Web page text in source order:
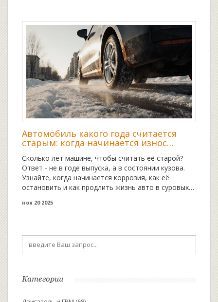
Автомобиль какого года считается
старым: когда начинается износ
кузова и как его продлить
Сколько лет машине, чтобы считать её старой?
Ответ - не в годе выпуска, а в состоянии кузова.
Узнайте, когда начинается коррозия, как её
остановить и как продлить жизнь авто в суровых
ноя 20 2025
Категории